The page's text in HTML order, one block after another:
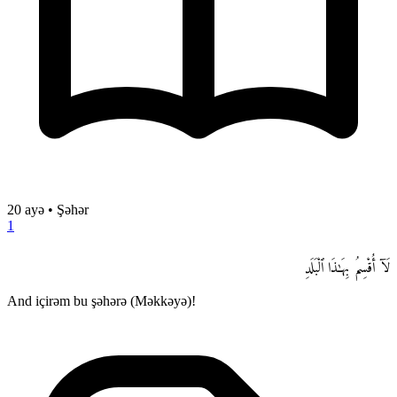
20 ayə • Şəhər
1
لَآ أُقْسِمُ بِهَـٰذَا ٱلْبَلَدِ
And içirəm bu şəhərə (Məkkəyə)!